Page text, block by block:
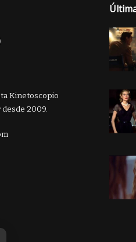
Kinetoscopio
desde 2009.